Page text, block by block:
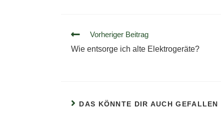
Vorheriger Beitrag
Wie entsorge ich alte Elektrogeräte?
DAS KÖNNTE DIR AUCH GEFALLEN